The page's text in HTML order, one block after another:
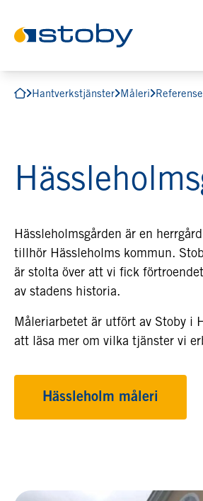
Hantverkstjänster Måleri
Hässleholmsgården är en
tillhör Hässleholms kommun.
är stolta över att vi fick
av stadens historia.
Måleriarbetet är utfört av Stoby i
att läsa mer om vilka tjänster vi
Hässleholm måleri